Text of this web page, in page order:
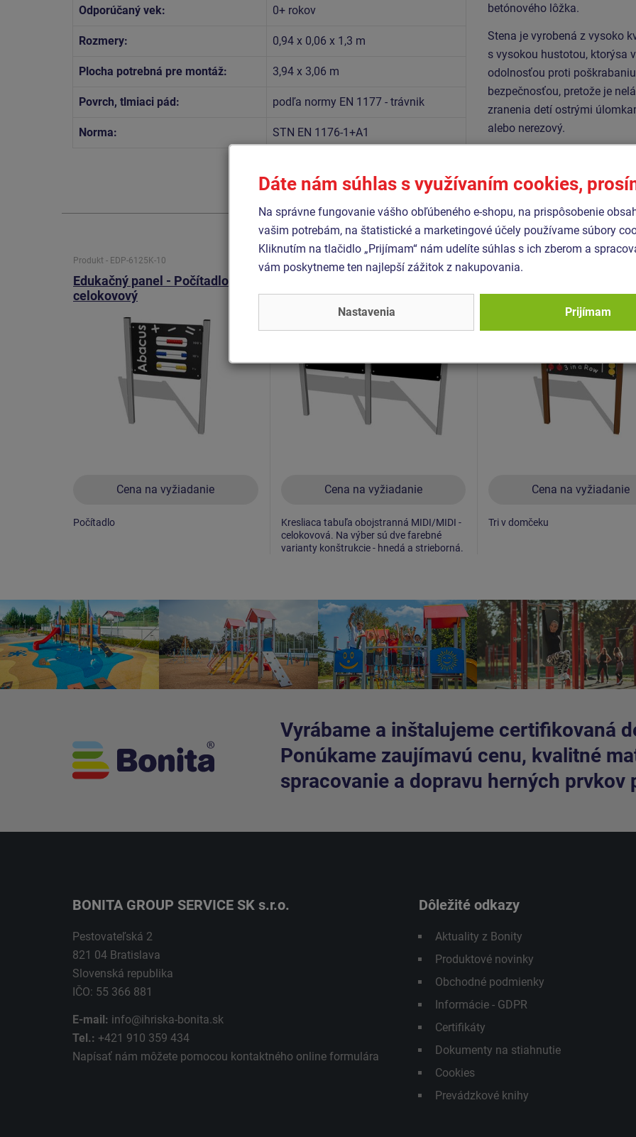
Odporúčaný vek: 0+ rokov
Rozmery: 0,94 x 0,06 x 1,3 m
Plocha potrebná pre montáž: 3,94 x 3,06 m
Povrch, tlmiaci pád: podľa normy EN 1177 - trávnik
Norma: STN EN 1176-1+A1
betónového lôžka.
Stena je vyrobená z vysoko
s vysokou hustotou, ktorýsa
odolnosťou proti
bezpečnosťou, pretože je
zranenia detí ostrými
alebo nerezový.
Podobnýtovar
Produkt - EDP-6125K-10
Edukačný panel - Počítadlo -
celokovový
Cena na vyžiadanie
Počítadlo
obojstranná MIDI/MIDI
KTA6200K - celokovová
Cena na vyžiadanie
Kresliaca tabuľa obojstranná MIDI/MIDI -
celokovová. Na výber sú dve farebné
varianty konštrukcie - hnedá a strieborná.
- celokovový
Cena na vyžiadanie
Tri v domčeku
Vyrábame a inštalujeme certifikovaná
Ponúkame zaujímavú cenu, kvalitné
spracovanie a dopravu herných prvkov
BONITA GROUP SERVICE SK s.r.o.
Pestovateľská 2
821 04 Bratislava
Slovenská republika
IČO: 55 366 881
E-mail: info@ihriska-bonita.sk
Tel.: +421 910 359 434
Napísať nám môžete pomocou kontaktného online formulára
Dôležité odkazy
Aktuality z Bonity
Produktové novinky
Obchodné podmienky
Informácie - GDPR
Certifikáty
Dokumenty na stiahnutie
Cookies
Prevádzkové knihy
Dáte nám súhlas s využívaním cookies,
Na správne fungovanie vášho obľúbeného e-shopu, na prispôsobenie
vašim potrebám, na štatistické a marketingové účely používame súbory
Kliknutím na tlačidlo „Prijímam“ nám udelíte súhlas s ich zberom a
vám poskytneme ten najlepší zážitok z nakupovania.
Nastavenia Prijímam